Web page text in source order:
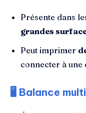
Présente dans
grandes
Peut imprimer
connecter à une
🖥️ Balance